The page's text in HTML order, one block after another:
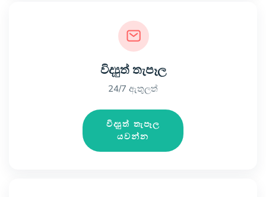
විද්‍යුත් තැපෑල
24/7 ඇතුලත්
විද්‍යුත් තැපෑල
යවන්න